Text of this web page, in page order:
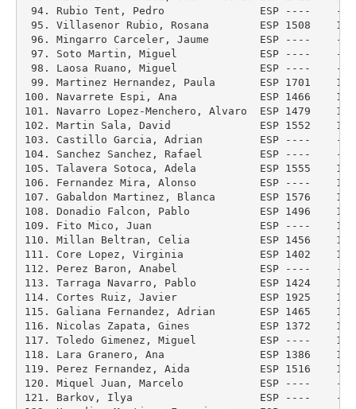
94. Rubio Tent, Pedro               ESP ----
95. Villasenor Rubio, Rosana        ESP 1508
96. Mingarro Carceler, Jaume        ESP ----
97. Soto Martin, Miguel             ESP ----
98. Laosa Ruano, Miguel             ESP ----
99. Martinez Hernandez, Paula       ESP 1701
100. Navarrete Espi, Ana             ESP 1466
101. Navarro Lopez-Menchero, Alvaro  ESP 1479
102. Martin Sala, David              ESP 1552
103. Castillo Garcia, Adrian         ESP ----
104. Sanchez Sanchez, Rafael         ESP ----
105. Talavera Sotoca, Adela          ESP 1555
106. Fernandez Mira, Alonso          ESP ----
107. Gabaldon Martinez, Blanca       ESP 1576
108. Donadio Falcon, Pablo           ESP 1496
109. Fito Mico, Juan                 ESP ----
110. Millan Beltran, Celia           ESP 1456
111. Core Lopez, Virginia            ESP 1402
112. Perez Baron, Anabel             ESP ----
113. Tarraga Navarro, Pablo          ESP 1424
114. Cortes Ruiz, Javier             ESP 1925
115. Galiana Fernandez, Adrian       ESP 1465
116. Nicolas Zapata, Gines           ESP 1372
117. Toledo Gimenez, Miguel          ESP ----
118. Lara Granero, Ana               ESP 1386
119. Perez Fernandez, Aida           ESP 1516
120. Miquel Juan, Marcelo            ESP ----
121. Barkov, Ilya                    ESP ----